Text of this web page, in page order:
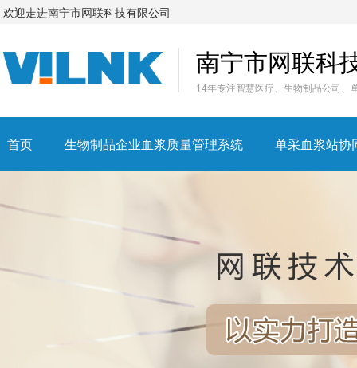
欢迎走进南宁市网联科技有限公司
南宁市网联科
14年专注智慧医疗、生物制品公司、
首页 生物制品企业血浆质量管理系统 单采血浆站协